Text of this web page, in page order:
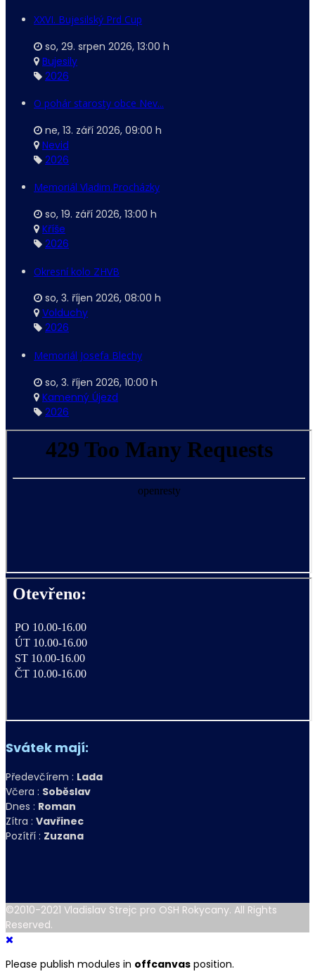
XXVI. Bujesilský Prd Cup
so, 29. srpen 2026, 13:00 h
Bujesily
2026
O pohár starosty obce Nev...
ne, 13. září 2026, 09:00 h
Nevid
2026
Memoriál Vladim.Procházky
so, 19. září 2026, 13:00 h
Kříše
2026
Okresní kolo ZHVB
so, 3. říjen 2026, 08:00 h
Volduchy
2026
Memoriál Josefa Blechy
so, 3. říjen 2026, 10:00 h
Kamenný Újezd
2026
Svátek mají:
Předevčírem : Lada
Včera : Soběslav
Dnes : Roman
Zítra : Vavřinec
Pozítří : Zuzana
©2010-2021 Vladislav Strejc pro OSH Rokycany. All Rights
Reserved.
Please publish modules in offcanvas position.